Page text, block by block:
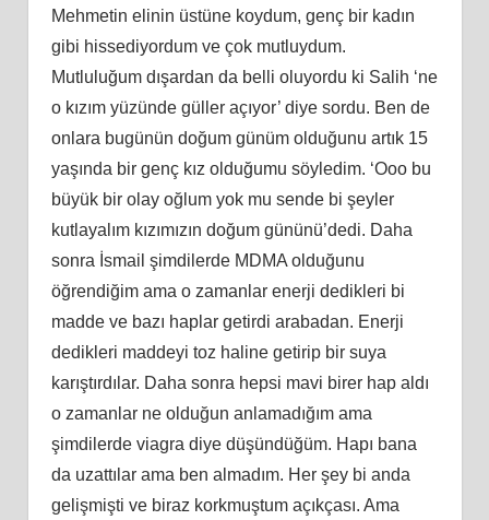
Mehmetin elinin üstüne koydum, genç bir kadın
gibi hissediyordum ve çok mutluydum.
Mutluluğum dışardan da belli oluyordu ki Salih ‘ne
o kızım yüzünde güller açıyor’ diye sordu. Ben de
onlara bugünün doğum günüm olduğunu artık 15
yaşında bir genç kız olduğumu söyledim. ‘Ooo bu
büyük bir olay oğlum yok mu sende bi şeyler
kutlayalım kızımızın doğum gününü’dedi. Daha
sonra İsmail şimdilerde MDMA olduğunu
öğrendiğim ama o zamanlar enerji dedikleri bi
madde ve bazı haplar getirdi arabadan. Enerji
dedikleri maddeyi toz haline getirip bir suya
karıştırdılar. Daha sonra hepsi mavi birer hap aldı
o zamanlar ne olduğun anlamadığım ama
şimdilerde viagra diye düşündüğüm. Hapı bana
da uzattılar ama ben almadım. Her şey bi anda
gelişmişti ve biraz korkmuştum açıkçası. Ama